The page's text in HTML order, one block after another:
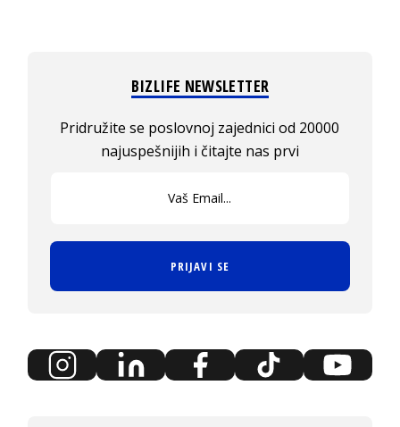
BIZLIFE NEWSLETTER
Pridružite se poslovnoj zajednici od 20000
najuspešnijih i čitajte nas prvi
PRIJAVI SE